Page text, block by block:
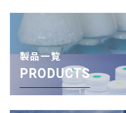
製品一覧
PRODUCTS